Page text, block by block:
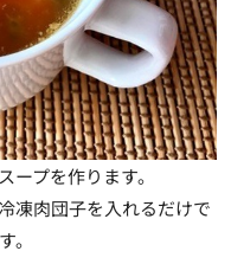
ープを作ります。
凍肉団子を入れるだけで
。